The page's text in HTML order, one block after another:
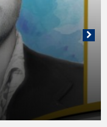
معلم